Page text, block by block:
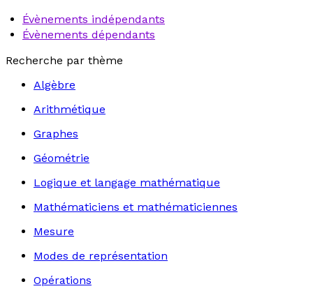
Évènements indépendants
Évènements dépendants
Recherche par thème
Algèbre
Arithmétique
Graphes
Géométrie
Logique et langage mathématique
Mathématiciens et mathématiciennes
Mesure
Modes de représentation
Opérations